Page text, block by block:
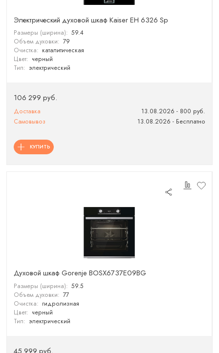
Электрический духовой шкаф Kaiser EH 6326 Sp
Размеры (ширина): 59.4
Объем духовки: 79
Очистка: каталитическая
Цвет: черный
Тип: электрический
106 299 руб.
Доставка
13.08.2026 - 800 руб.
Самовывоз
13.08.2026 - Бесплатно
КУПИТЬ
Духовой шкаф Gorenje BOSX6737E09BG
Размеры (ширина): 59.5
Объем духовки: 77
Очистка: гидролизная
Цвет: черный
Тип: электрический